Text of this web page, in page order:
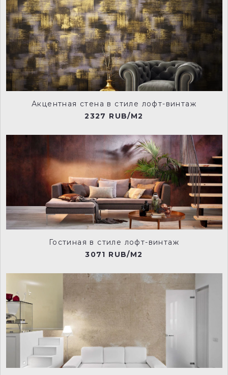
Акцентная стена в стиле лофт-винтаж
2327 RUB/M2
Гостиная в стиле лофт-винтаж
3071 RUB/M2